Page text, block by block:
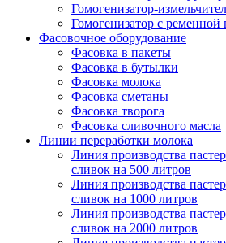
Гомогенизатор-
Гомогенизатор с ременной
Фасовочное оборудование
Фасовка в пакеты
Фасовка в бутылки
Фасовка молока
Фасовка сметаны
Фасовка творога
Фасовка сливочного масла
Линии переработки молока
Линия производства
сливок на 500 литров
Линия производства
сливок на 1000 литров
Линия производства
сливок на 2000 литров